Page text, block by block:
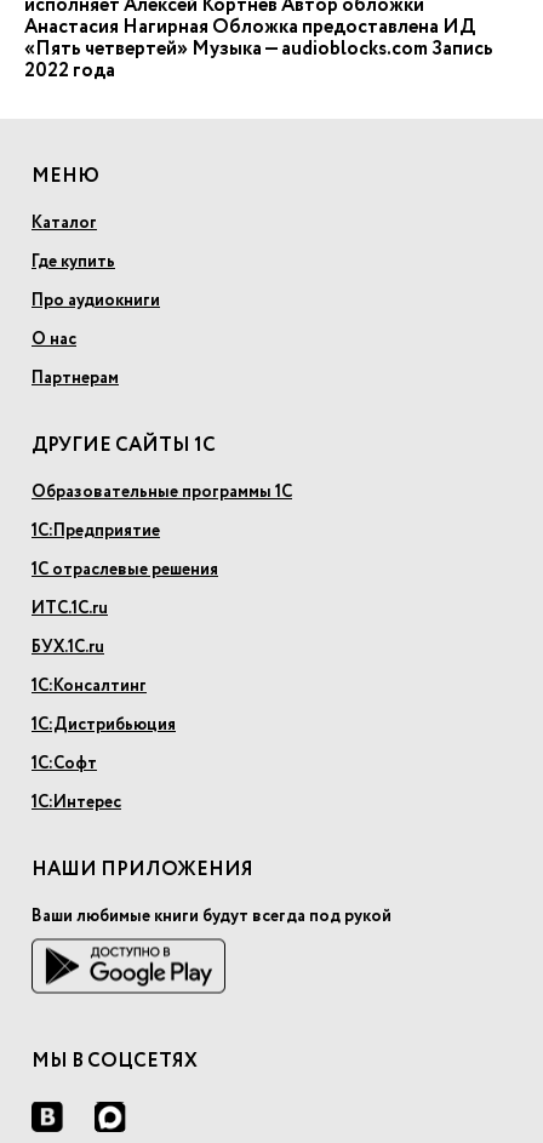
Анастасия Нагирная Обложка предоставлена ИД
«Пять четвертей» Музыка — audioblocks.com Запись
2022 года
МЕНЮ
Каталог
Где купить
Про аудиокниги
О нас
Партнерам
ДРУГИЕ САЙТЫ 1С
Образовательные программы 1С
1С:Предприятие
1С отраслевые решения
ИТС.1С.ru
БУХ.1С.ru
1С:Консалтинг
1С:Дистрибьюция
1С:Софт
1С:Интерес
НАШИ ПРИЛОЖЕНИЯ
Ваши любимые книги будут всегда под рукой
МЫ В СОЦСЕТЯХ